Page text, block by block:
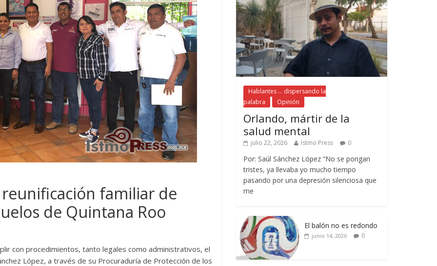
familiar de
de Quintana Roo
con procedimientos, tanto legales como administrativos, el
López, a través de su Procuraduría de Protección de los
Hablantes ... dispersando la
palabra
Opinión
Orlando, mártir de la
salud mental
julio 22, 2026 Istmo Press 0
Por: Saúl Sánchez López “No se pongan
tristes, ya llevaba yo mucho tiempo
pasando por una depresión silenciosa que
me
El balón no es redondo
junio 14, 2026 0